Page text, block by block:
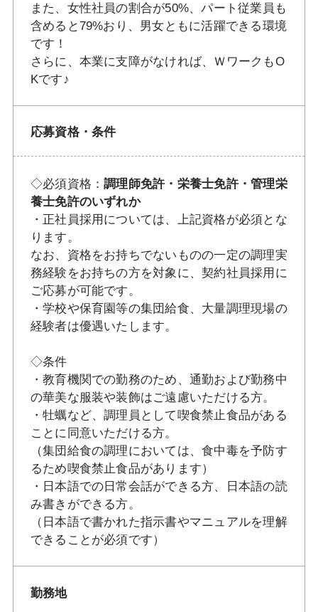
また、女性社員の割合が50%、パート従業員も
含めると79%おり、男女ともに活躍できる環境
です！
さらに、本業に支障がなければ、ＷワークもO
Kです♪
応募資格・条件
◇必須資格：調理師免許・栄養士免許・管理栄
養士免許のいずれか
・正社員採用については、上記資格が必須とな
ります。
なお、資格をお持ちでないものの一定の調理実
務経験をお持ちの方を対象に、契約社員採用に
ご応募が可能です。
・学校や保育園等の集団給食、大量調理現場の
経験者は優遇いたします。
◇条件
・教育機関での勤務のため、通勤および勤務中
の華美な服装や装飾はご遠慮いただける方。
・牡蠣など、調理員として喫食禁止食品がある
ことに同意いただける方。
（集団給食の調理においては、食中毒を予防す
るため喫食禁止食品があります）
・日本語での日常会話ができる方、日本語の読
み書きができる方。
（日本語で書かれた指示書やマニュアルを理解
できることが必須です）
勤務地